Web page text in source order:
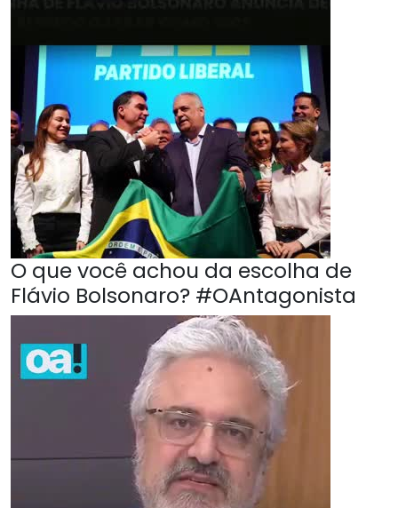
O que você achou da escolha de
Flávio Bolsonaro? #OAntagonista